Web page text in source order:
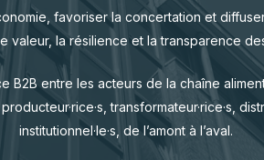
DES ABATTOIRS DE
favoriser la concertation et
valeur, la résilience et la transparence
B2B entre les acteurs de la chaîne
transformateur·rice·s,
institutionnel·le·s, de l’amont à l’aval.